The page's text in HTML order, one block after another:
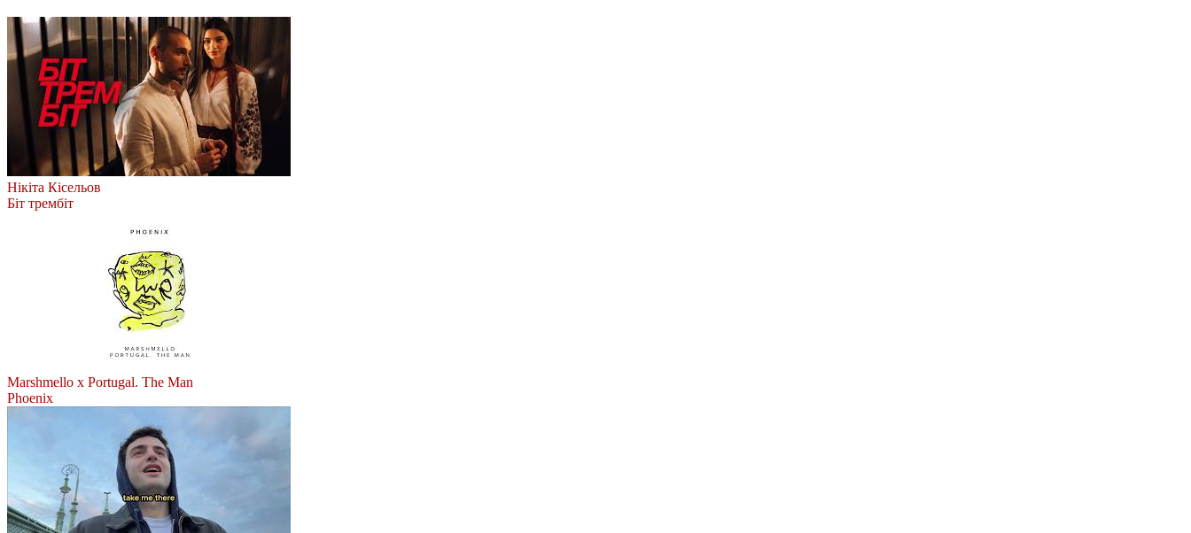
Нікіта Кісельов
Біт трембіт
Marshmello x Portugal. The Man
Phoenix